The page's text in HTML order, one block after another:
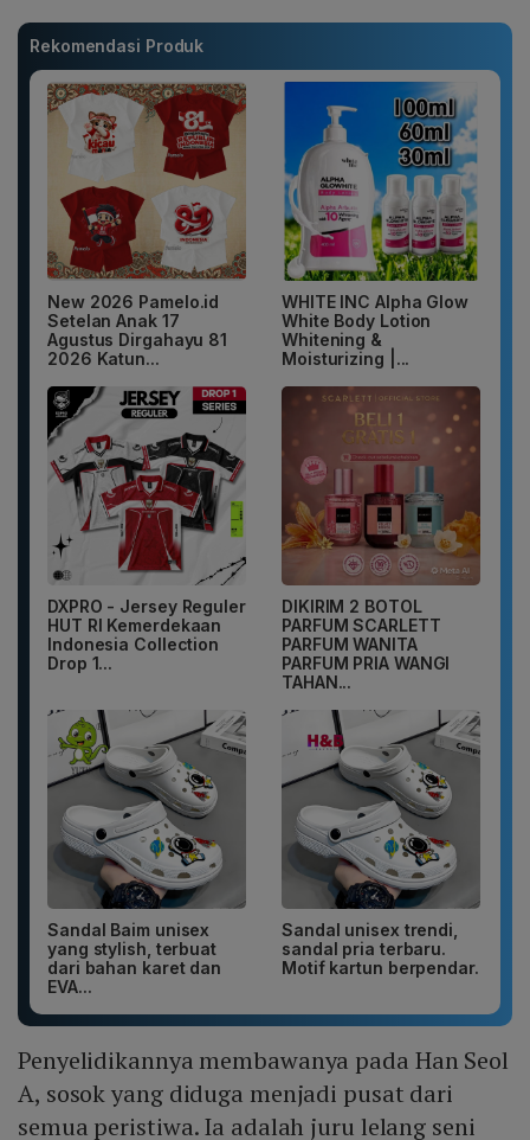
Rekomendasi Produk
New 2026 Pamelo.id
Setelan Anak 17
Agustus Dirgahayu 81
2026 Katun...
WHITE INC Alpha Glow
White Body Lotion
Whitening &
Moisturizing |...
DXPRO - Jersey Reguler
HUT RI Kemerdekaan
Indonesia Collection
Drop 1...
DIKIRIM 2 BOTOL
PARFUM SCARLETT
PARFUM WANITA
PARFUM PRIA WANGI
TAHAN...
Sandal Baim unisex
yang stylish, terbuat
dari bahan karet dan
EVA...
Sandal unisex trendi,
sandal pria terbaru.
Motif kartun berpendar.
Penyelidikannya membawanya pada Han Seol
A, sosok yang diduga menjadi pusat dari
semua peristiwa. Ia adalah juru lelang seni